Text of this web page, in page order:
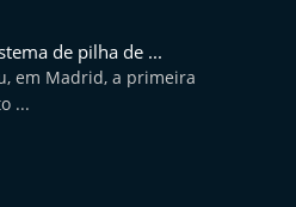
de pilha de ...
em Madrid, a primeira
...